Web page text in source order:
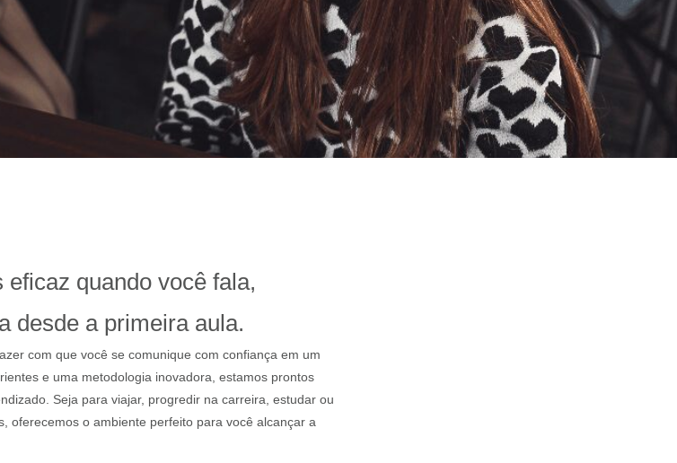
quando você fala,
desde a primeira aula.
com que você se comunique com confiança em um
e uma metodologia inovadora, estamos prontos
Seja para viajar, progredir na carreira, estudar ou
oferecemos o ambiente perfeito para você alcançar a